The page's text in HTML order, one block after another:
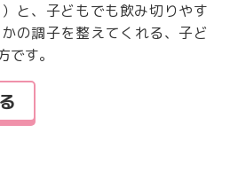
と、子どもでも飲み切りやす
の調子を整えてくれる、子ど
す。